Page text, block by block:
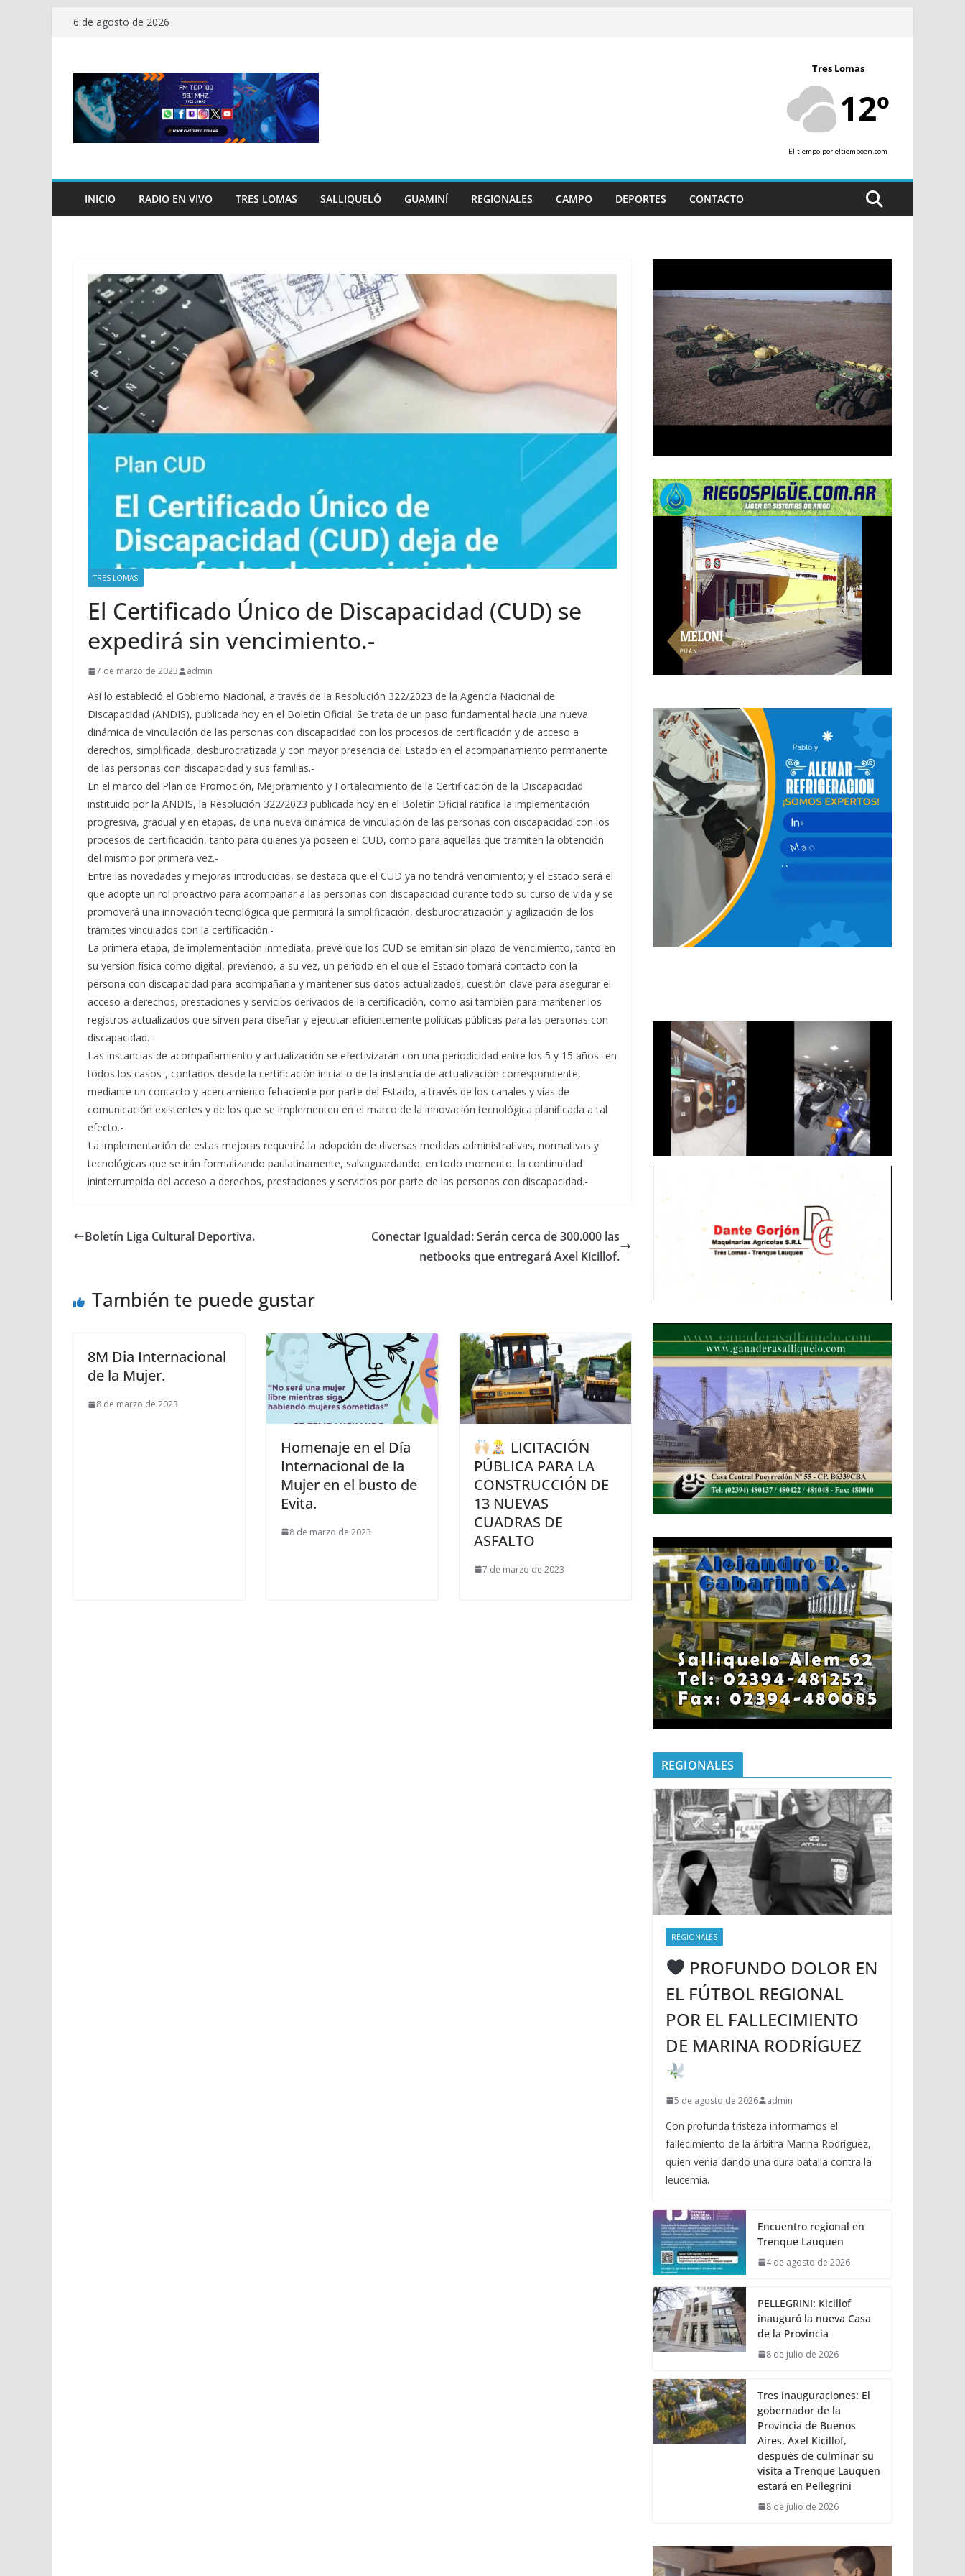
Saltar6 de agosto de 2026
Tres Lomas
12º
El tiempo por eltiempoen.com
INICIO RADIO EN VIVO TRES LOMAS SALLIQUELÓ GUAMINÍ REGIONALES CAMPO DEPORTES CONTACTO
TRES LOMAS
El Certificado Único de Discapacidad (CUD) se
expedirá sin vencimiento.-
7 de marzo de 2023 admin
Así lo estableció el Gobierno Nacional, a través de la Resolución 322/2023 de la Agencia Nacional de
Discapacidad (ANDIS), publicada hoy en el Boletín Oficial. Se trata de un paso fundamental hacia una nueva
dinámica de vinculación de las personas con discapacidad con los procesos de certificación y de acceso a
derechos, simplificada, desburocratizada y con mayor presencia del Estado en el acompañamiento permanente
de las personas con discapacidad y sus familias.-
En el marco del Plan de Promoción, Mejoramiento y Fortalecimiento de la Certificación de la Discapacidad
instituido por la ANDIS, la Resolución 322/2023 publicada hoy en el Boletín Oficial ratifica la implementación
progresiva, gradual y en etapas, de una nueva dinámica de vinculación de las personas con discapacidad con los
procesos de certificación, tanto para quienes ya poseen el CUD, como para aquellas que tramiten la obtención
del mismo por primera vez.-
Entre las novedades y mejoras introducidas, se destaca que el CUD ya no tendrá vencimiento; y el Estado será el
que adopte un rol proactivo para acompañar a las personas con discapacidad durante todo su curso de vida y se
promoverá una innovación tecnológica que permitirá la simplificación, desburocratización y agilización de los
trámites vinculados con la certificación.-
La primera etapa, de implementación inmediata, prevé que los CUD se emitan sin plazo de vencimiento, tanto en
su versión física como digital, previendo, a su vez, un período en el que el Estado tomará contacto con la
persona con discapacidad para acompañarla y mantener sus datos actualizados, cuestión clave para asegurar el
acceso a derechos, prestaciones y servicios derivados de la certificación, como así también para mantener los
registros actualizados que sirven para diseñar y ejecutar eficientemente políticas públicas para las personas con
discapacidad.-
Las instancias de acompañamiento y actualización se efectivizarán con una periodicidad entre los 5 y 15 años -en
todos los casos-, contados desde la certificación inicial o de la instancia de actualización correspondiente,
mediante un contacto y acercamiento fehaciente por parte del Estado, a través de los canales y vías de
comunicación existentes y de los que se implementen en el marco de la innovación tecnológica planificada a tal
efecto.-
La implementación de estas mejoras requerirá la adopción de diversas medidas administrativas, normativas y
tecnológicas que se irán formalizando paulatinamente, salvaguardando, en todo momento, la continuidad
ininterrumpida del acceso a derechos, prestaciones y servicios por parte de las personas con discapacidad.-
Boletín Liga Cultural Deportiva.
Conectar Igualdad: Serán cerca de 300.000 las
netbooks que entregará Axel Kicillof.
También te puede gustar
8M Dia Internacional
de la Mujer.
8 de marzo de 2023
Homenaje en el Día
Internacional de la
Mujer en el busto de
Evita.
8 de marzo de 2023
LICITACIÓN
PÚBLICA PARA LA
CONSTRUCCIÓN DE
13 NUEVAS
CUADRAS DE
ASFALTO
7 de marzo de 2023
REGIONALES
REGIONALES
PROFUNDO DOLOR EN
EL FÚTBOL REGIONAL
POR EL FALLECIMIENTO
DE MARINA RODRÍGUEZ
5 de agosto de 2026 admin
Con profunda tristeza informamos el
fallecimiento de la árbitra Marina Rodríguez,
quien venía dando una dura batalla contra la
leucemia.
Encuentro regional en
Trenque Lauquen
4 de agosto de 2026
PELLEGRINI: Kicillof
inauguró la nueva Casa
de la Provincia
8 de julio de 2026
Tres inauguraciones: El
gobernador de la
Provincia de Buenos
Aires, Axel Kicillof,
después de culminar su
visita a Trenque Lauquen
estará en Pellegrini
8 de julio de 2026